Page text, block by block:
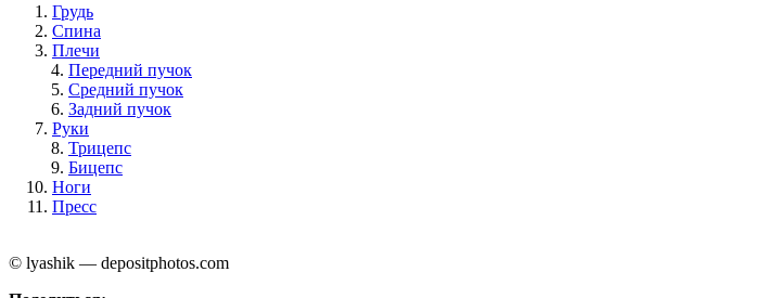
Грудь
Спина
Плечи
Передний пучок
Средний пучок
Задний пучок
Руки
Трицепс
Бицепс
Ноги
Пресс
© lyashik — depositphotos.com